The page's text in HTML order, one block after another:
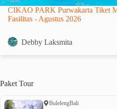
CIKAO PARK Purwakarta Tiket
Fasilitas - Agustus 2026
Debby Laksmita
Paket Tour
BulelengBali